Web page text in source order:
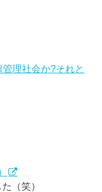
理社会か?それと
（笑）